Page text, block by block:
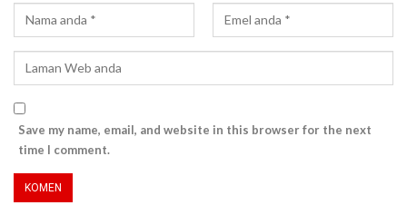
Save my name, email, and website in this browser for the next
time I comment.